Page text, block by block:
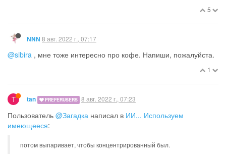
5
NNN 8 авг. 2022 г., 07:17
@sibira , мне тоже интересно про кофе. Напиши, пожалуйста.
1
T tan PREFERUSERS 8 авг. 2022 г., 07:23
Пользователь @Загадка написал в ИИ... Используем
имеющееся:
потом выпаривает, чтобы концентрированный был.